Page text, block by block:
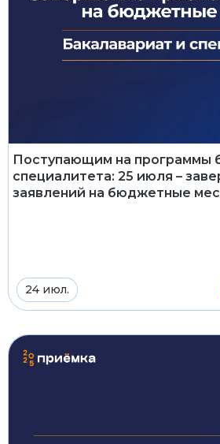
Поступающим на программы
специалитета: 25 июля –
заявлений на бюджетные
24 июл.